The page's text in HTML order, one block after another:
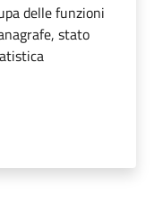
delle funzioni
stato